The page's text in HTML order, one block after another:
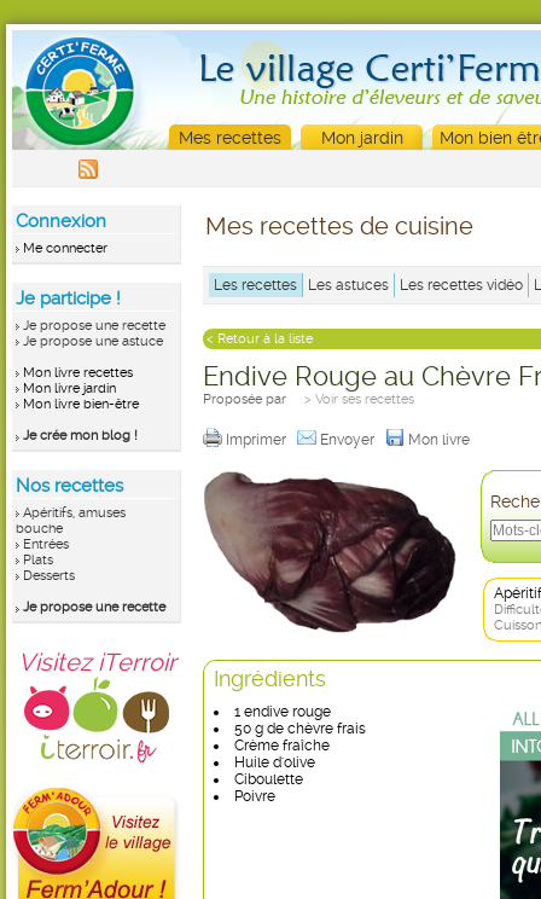
Mes recettes Mon jardin Mon bien
Connexion
Me connecter
Je participe !
Je propose une recette
Je propose une astuce
Mon livre recettes
Mon livre jardin
Mon livre bien-être
Je crée mon blog !
Nos recettes
Apéritifs, amuses
bouche
Entrées
Plats
Desserts
Je propose une recette
Visitez iTerroir
Mes recettes de cuisine
Les recettes Les astuces Les recettes vidéo
< Retour à la liste
Endive Rouge au Chèvre
Proposée par > Voir ses recettes
Imprimer Envoyer Mon livre
Ingrédients
1 endive rouge
50 g de chèvre frais
Crème fraîche
Huile d'olive
Ciboulette
Poivre